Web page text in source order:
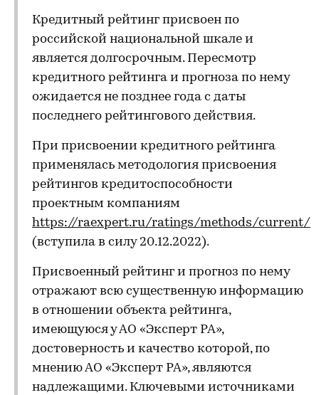
Кредитный рейтинг присвоен по
российской национальной шкале и
является долгосрочным. Пересмотр
кредитного рейтинга и прогноза по нему
ожидается не позднее года с даты
последнего рейтингового действия.
При присвоении кредитного рейтинга
применялась методология присвоения
рейтингов кредитоспособности
проектным компаниям
https://raexpert.ru/ratings/methods/current/
(вступила в силу 20.12.2022).
Присвоенный рейтинг и прогноз по нему
отражают всю существенную информацию
в отношении объекта рейтинга,
имеющуюся у АО «Эксперт РА»,
достоверность и качество которой, по
мнению АО «Эксперт РА», являются
надлежащими. Ключевыми источниками